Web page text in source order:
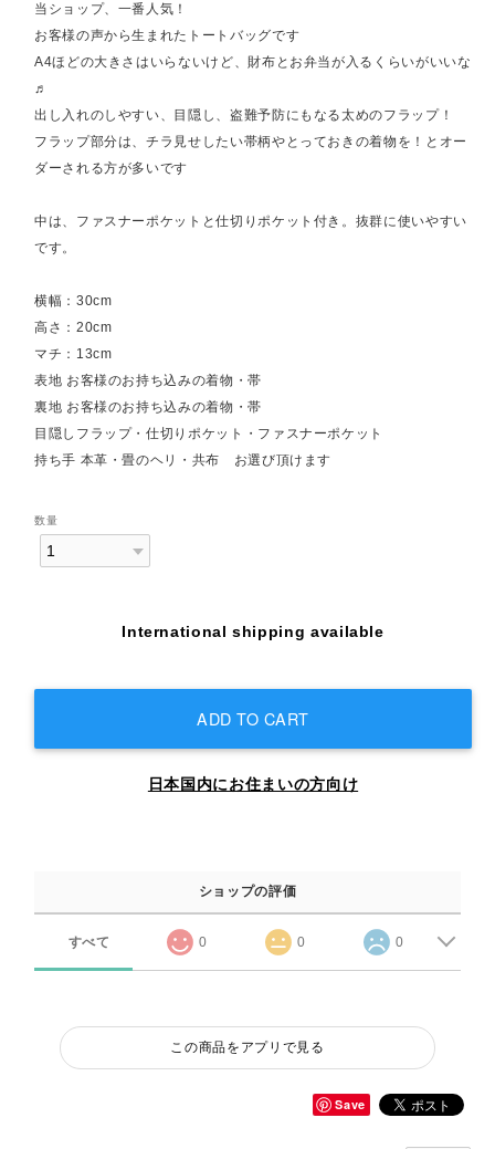
当ショップ、一番人気！
お客様の声から生まれたトートバッグです
A4ほどの大きさはいらないけど、財布とお弁当が入るくらいがいいな
♬
出し入れのしやすい、目隠し、盗難予防にもなる太めのフラップ！
フラップ部分は、チラ見せしたい帯柄やとっておきの着物を！とオー
ダーされる方が多いです
中は、ファスナーポケットと仕切りポケット付き。抜群に使いやすい
です。
横幅：30cm
高さ：20cm
マチ：13cm
表地 お客様のお持ち込みの着物・帯
裏地 お客様のお持ち込みの着物・帯
目隠しフラップ・仕切りポケット・ファスナーポケット
持ち手 本革・畳のヘリ・共布 お選び頂けます
数量
International shipping available
ADD TO CART
日本国内にお住まいの方向け
ショップの評価
すべて 0 0 0
この商品をアプリで見る
Save